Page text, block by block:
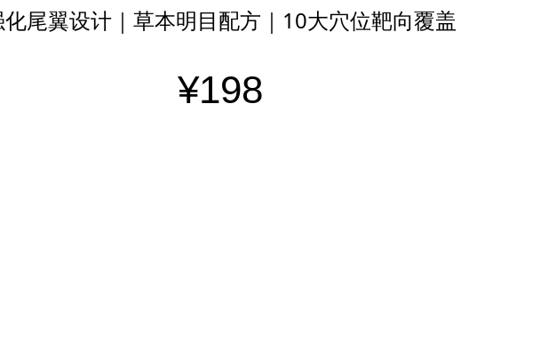
尾翼设计｜草本明目配方｜10大穴位靶向覆盖
¥198